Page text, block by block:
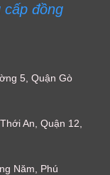
cấp đồng
5, Quận Gò
An, Quận 12,
Năm, Phú